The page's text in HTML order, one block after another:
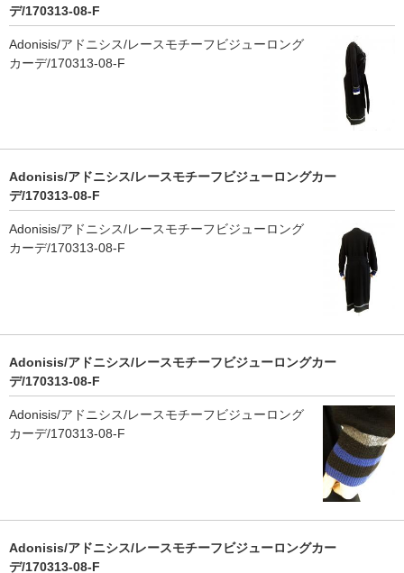
デ/170313-08-F
Adonisis/アドニシス/レースモチーフビジューロング
カーデ/170313-08-F
Adonisis/アドニシス/レースモチーフビジューロングカー
デ/170313-08-F
Adonisis/アドニシス/レースモチーフビジューロング
カーデ/170313-08-F
Adonisis/アドニシス/レースモチーフビジューロングカー
デ/170313-08-F
Adonisis/アドニシス/レースモチーフビジューロング
カーデ/170313-08-F
Adonisis/アドニシス/レースモチーフビジューロングカー
デ/170313-08-F